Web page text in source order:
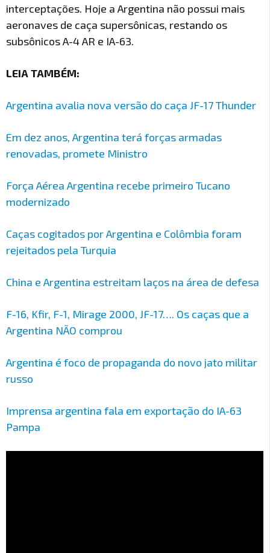
interceptações. Hoje a Argentina não possui mais
aeronaves de caça supersônicas, restando os
subsônicos A-4 AR e IA-63.
LEIA TAMBÉM:
Argentina avalia nova versão do caça JF-17 Thunder
Em dez anos, Argentina terá forças armadas
renovadas, promete Ministro
Força Aérea Argentina recebe primeiro Tucano
modernizado
Caças cogitados por Argentina e Colômbia foram
rejeitados pela Turquia
China e Argentina estreitam laços na área de defesa
F-16, Kfir, F-1, Mirage 2000, JF-17…. Os caças que a
Argentina NÃO comprou
Argentina é foco de propaganda do novo jato militar
russo
Imprensa argentina fala em exportação do IA-63
Pampa